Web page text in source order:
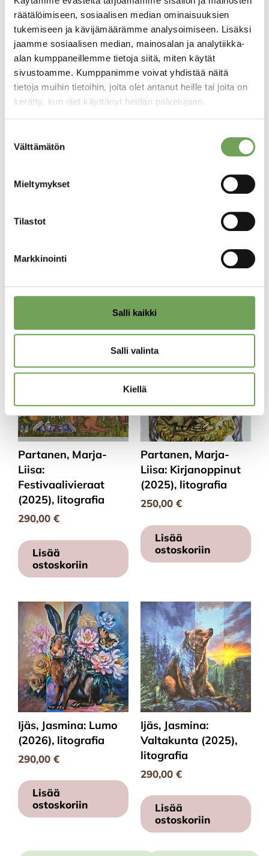
räätälöimiseen, sosiaalisen median ominaisuuksien
tukemiseen ja kävijämäärämme analysoimiseen. Lisäksi
jaamme sosiaalisen median, mainosalan ja analytiikka-
alan kumppaneillemme tietoja siitä, miten käytät
sivustoamme. Kumppanimme voivat yhdistää näitä
tietoja muihin tietoihin, joita olet antanut heille tai joita on
kerätty, kun olet käyttänyt heidän palvelujaan.
valinta
Välttämätön
Mieltymykset
Tilastot
Markkinointi
Salli kaikki
Salli valinta
Kiellä
250,00€
Lisää
ostoskoriin
250,00€
Lisää
ostoskoriin
Laine, Lauri: Madrid
II (2023)
ostoskoriin
Laine, Lauri: Madrid I
ostoskoriin
Partanen, Marja-
Liisa:
Festivaalivieraat
(2025), litografia
290,00 €
Lisää
ostoskoriin
Partanen, Marja-
Liisa: Kirjanoppinut
(2025), litografia
250,00 €
Lisää
ostoskoriin
Ijäs, Jasmina: Lumo
(2026), litografia
290,00 €
Lisää
ostoskoriin
Ijäs, Jasmina:
Valtakunta (2025),
litografia
290,00 €
Lisää
ostoskoriin